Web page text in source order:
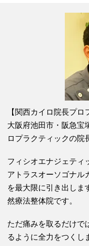
【関西カイロ院長プロ
大阪府池田市・阪急宝
ロプラクティックの院
フィシオエナジェティ
アトラスオーソゴナル
を最大限に引き出しま
然療法整体院です。
ただ痛みを取るだけで
るように全力をつく